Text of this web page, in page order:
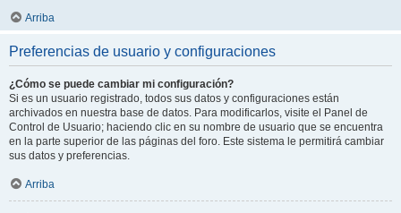
Arriba
Preferencias de usuario y configuraciones
¿Cómo se puede cambiar mi configuración?
Si es un usuario registrado, todos sus datos y configuraciones están
archivados en nuestra base de datos. Para modificarlos, visite el Panel de
Control de Usuario; haciendo clic en su nombre de usuario que se encuentra
en la parte superior de las páginas del foro. Este sistema le permitirá cambiar
sus datos y preferencias.
Arriba